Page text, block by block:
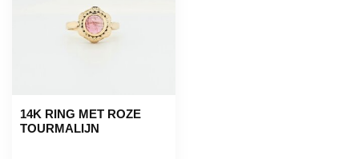
14K RING MET ROZE
TOURMALIJN